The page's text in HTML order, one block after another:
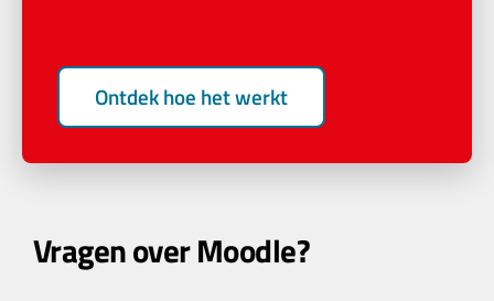
Ontdek hoe het werkt
Vragen over Moodle?